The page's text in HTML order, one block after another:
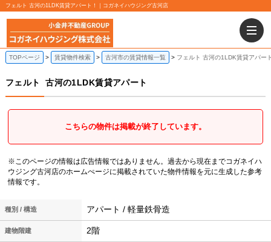
フェルト 古河の1LDK賃貸アパート！｜コガネイハウジング古河店
TOPページ 賃貸物件検索 古河市の賃貸情報一覧 フェルト 古河の1LDK賃貸アパー
フェルト 古河の1LDK賃貸アパート
こちらの物件は掲載が終了しています。
※このページの情報は広告情報ではありません。過去から現在までコガネイハ
ウジング古河店のホームぺージに掲載されていた物件情報を元に生成した参考
情報です。
種別 / 構造 アパート / 軽量鉄骨造
建物階建 2階